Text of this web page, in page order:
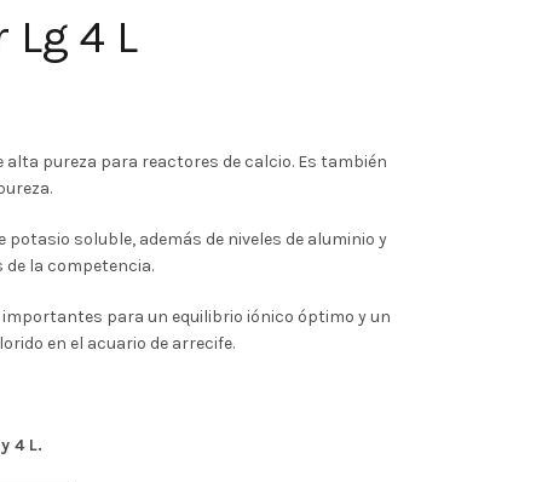
Lg 4 L
alta pureza para reactores de calcio. Es también
soluble, además de niveles de aluminio y
la competencia.
para un equilibrio iónico óptimo y un
en el acuario de arrecife.
4 L.